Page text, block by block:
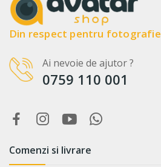
Din respect pentru fotografie
Ai nevoie de ajutor ?
0759 110 001
Comenzi si livrare